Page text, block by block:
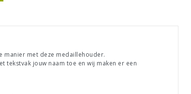
manier met deze medaillehouder.
tekstvak jouw naam toe en wij maken er een